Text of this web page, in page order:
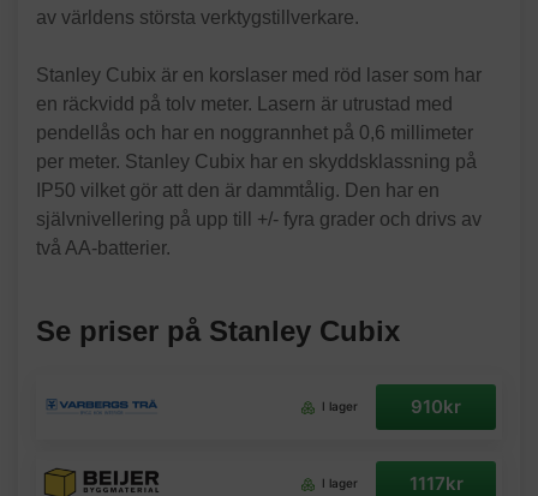
av världens största verktygstillverkare.
Stanley Cubix är en korslaser med röd laser som har
en räckvidd på tolv meter. Lasern är utrustad med
pendellås och har en noggrannhet på 0,6 millimeter
per meter. Stanley Cubix har en skyddsklassning på
IP50 vilket gör att den är dammtålig. Den har en
självnivellering på upp till +/- fyra grader och drivs av
två AA-batterier.
Se priser på Stanley Cubix
I lager 910kr
I lager 1117kr